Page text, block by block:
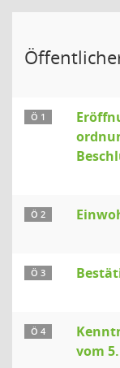
Ö 1
Ö 2
Ö 3
Ö 4
vom